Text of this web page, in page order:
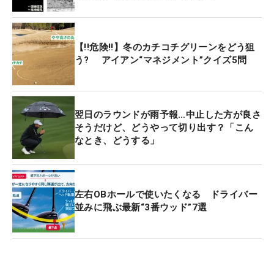
【!!危険!!】冬のカチコチグリーンをどう狙
う? アイアン“マネジメント”クイズ5問
翌日のラウンドが雨予報…中止した方が良さ
そうだけど、どうやって切り出す？「こん
なとき、どうする」
左右OBホールで使いたくなる ドライバー
並みに飛ぶ最新“3番ウッド”7選